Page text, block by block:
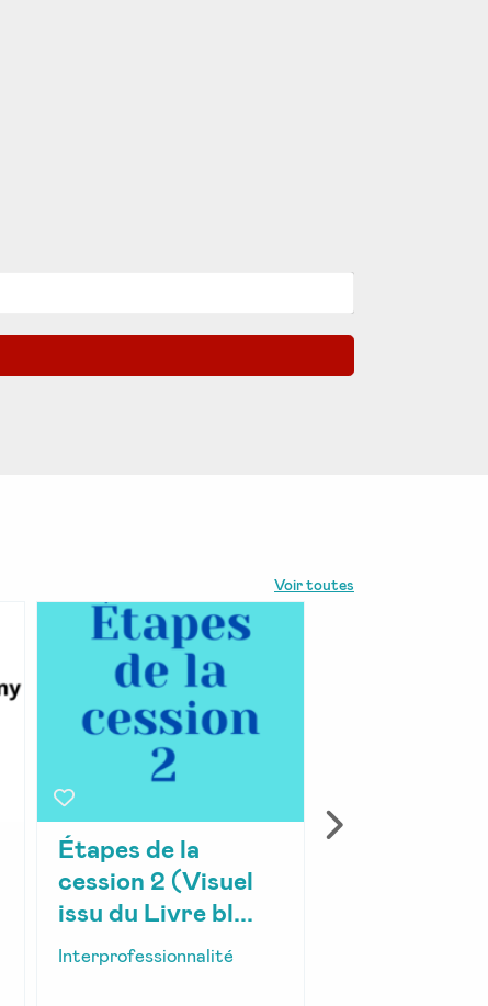
Voir toutes
Étapes de la
cession 2 (Visuel
issu du Livre bl...
Interprofessionnalité